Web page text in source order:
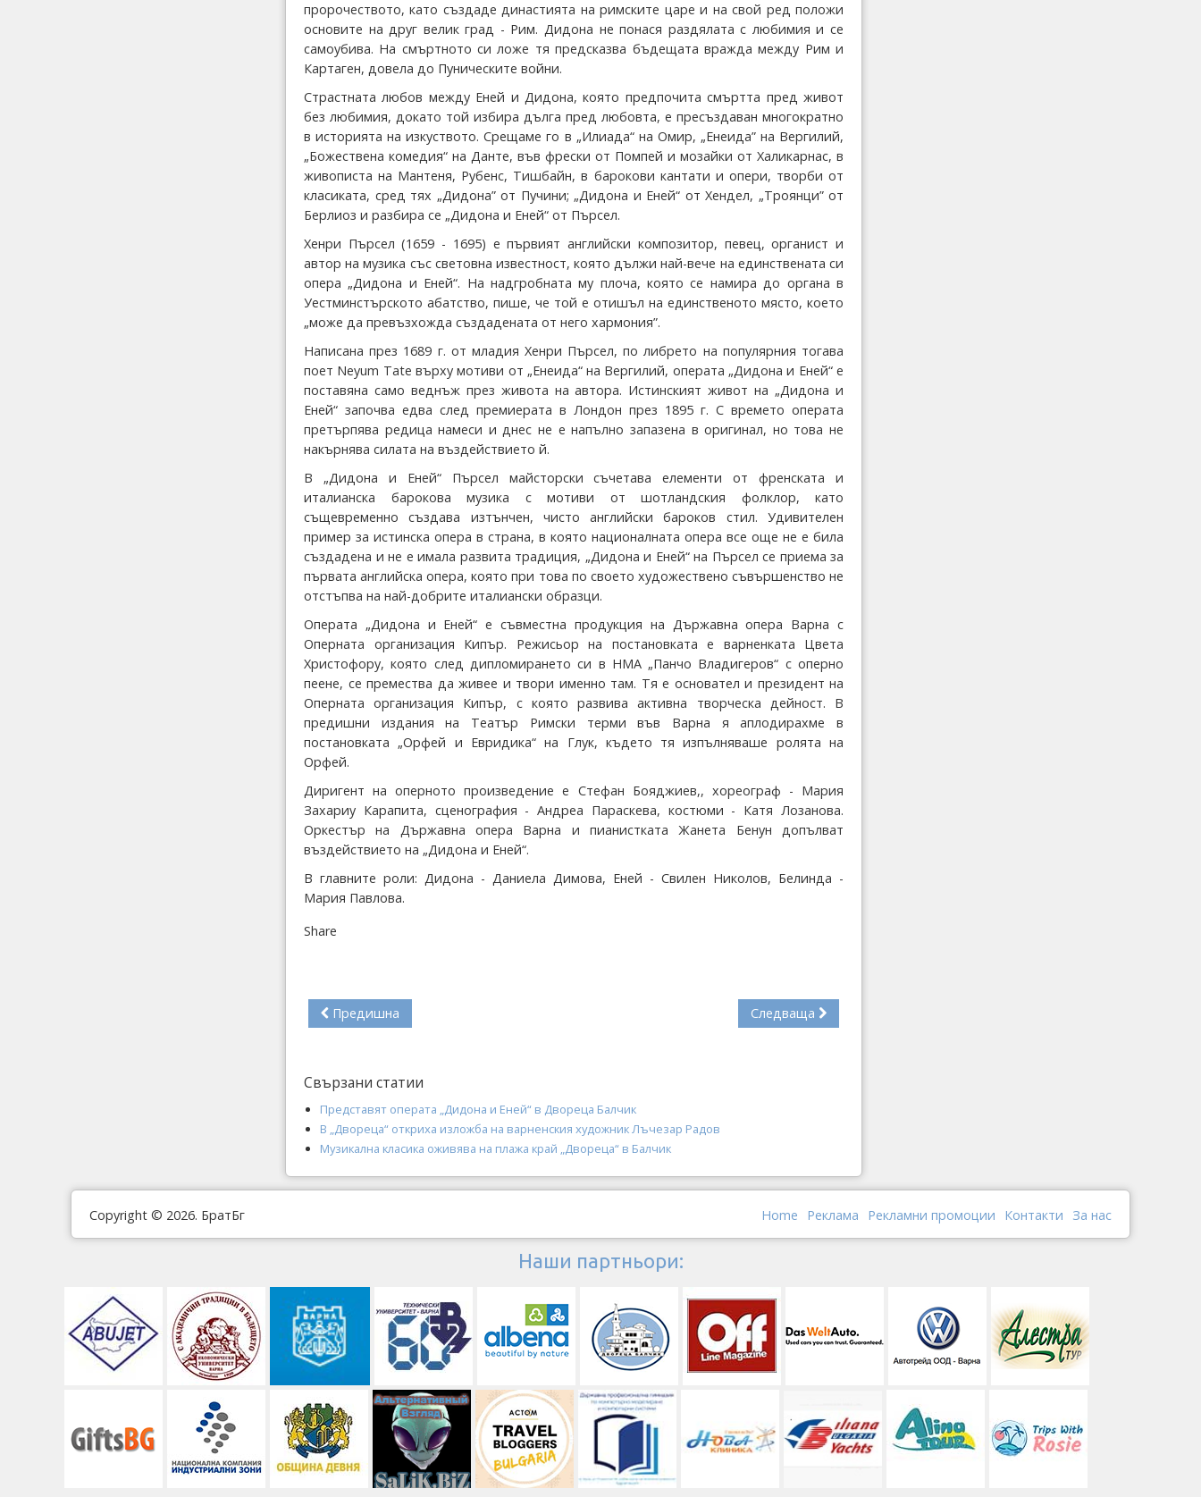
пророчеството, като създаде династията на римските царе и на свой ред положи
основите на друг велик град - Рим. Дидона не понася раздялата с любимия и се
самоубива. На смъртното си ложе тя предсказва бъдещата вражда между Рим и
Картаген, довела до Пуническите войни.
Страстната любов между Еней и Дидона, която предпочита смъртта пред живот
без любимия, докато той избира дълга пред любовта, е пресъздаван многократно
в историята на изкуството. Срещаме го в „Илиада“ на Омир, „Енеида” на Вергилий,
„Божествена комедия“ на Данте, във фрески от Помпей и мозайки от Халикарнас, в
живописта на Мантеня, Рубенс, Тишбайн, в барокови кантати и опери, творби от
класиката, сред тях „Дидона” от Пучини; „Дидона и Еней“ от Хендел, „Троянци” от
Берлиоз и разбира се „Дидона и Еней“ от Пърсел.
Хенри Пърсел (1659 - 1695) е първият английски композитор, певец, органист и
автор на музика със световна известност, която дължи най-вече на единствената си
опера „Дидона и Еней“. На надгробната му плоча, която се намира до органа в
Уестминстърското абатство, пише, че той е отишъл на единственото място, което
„може да превъзхожда създадената от него хармония”.
Написана през 1689 г. от младия Хенри Пърсел, по либрето на популярния тогава
поет Neyum Tate върху мотиви от „Енеида“ на Вергилий, операта „Дидона и Еней“ е
поставяна само веднъж през живота на автора. Истинският живот на „Дидона и
Еней“ започва едва след премиерата в Лондон през 1895 г. С времето операта
претърпява редица намеси и днес не е напълно запазена в оригинал, но това не
накърнява силата на въздействието й.
В „Дидона и Еней“ Пърсел майсторски съчетава елементи от френската и
италианска барокова музика с мотиви от шотландския фолклор, като
същевременно създава изтънчен, чисто английски бароков стил. Удивителен
пример за истинска опера в страна, в която националната опера все още не е била
създадена и не е имала развита традиция, „Дидона и Еней“ на Пърсел се приема за
първата английска опера, която при това по своето художествено съвършенство не
отстъпва на най-добрите италиански образци.
Операта „Дидона и Еней“ е съвместна продукция на Държавна опера Варна с
Оперната организация Кипър. Режисьор на постановката е варненката Цвета
Христофору, която след дипломирането си в НМА „Панчо Владигеров“ с оперно
пеене, се премества да живее и твори именно там. Тя е основател и президент на
Оперната организация Кипър, с която развива активна творческа дейност. В
предишни издания на Театър Римски терми във Варна я аплодирахме в
постановката „Орфей и Евридика“ на Глук, където тя изпълняваше ролята на
Орфей.
Диригент на оперното произведение е Стефан Бояджиев,, хореограф - Мария
Захариу Карапита, сценография - Андреа Параскева, костюми - Катя Лозанова.
Оркестър на Държавна опера Варна и пианистката Жанета Бенун допълват
въздействието на „Дидона и Еней“.
В главните роли: Дидона - Даниела Димова, Еней - Свилен Николов, Белинда -
Мария Павлова.
Share
Предишна Следваща
Свързани статии
Представят операта „Дидона и Еней“ в Двореца Балчик
В „Двореца“ откриха изложба на варненския художник Лъчезар Радов
Музикална класика оживява на плажа край „Двореца“ в Балчик
Copyright © 2026. БратБг За нас
Контакти
Рекламни промоции
Реклама
Home
Наши партньори: